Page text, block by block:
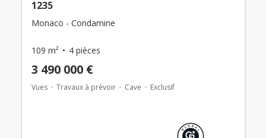
1235
Monaco - Condamine
109 m² 4 pièces
3 490 000 €
Vues Travaux à prévoir Cave Exclusif